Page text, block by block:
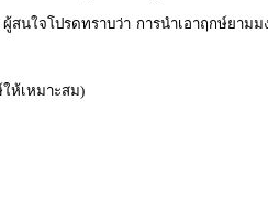
สนใจโปรดทราบว่า การนำเอาฤกษ์ยา
ห้เหมาะสม)